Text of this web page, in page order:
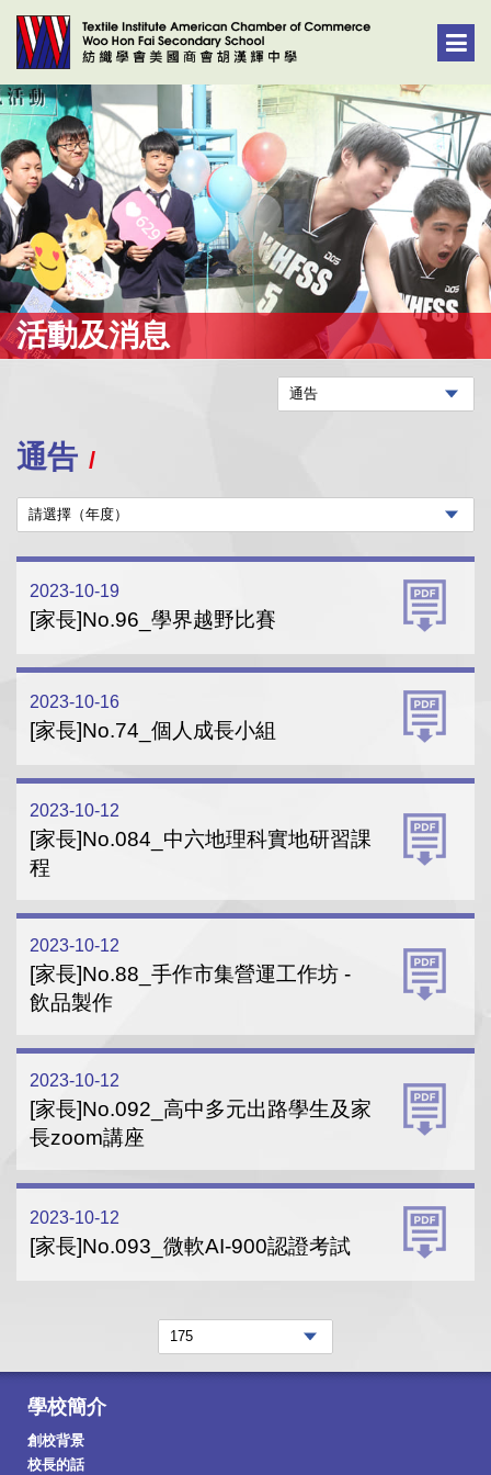
活動及消息
通告
2023-10-19
[家長]No.96_學界越野比賽
2023-10-16
[家長]No.74_個人成長小組
2023-10-12
[家長]No.084_中六地理科實地研習課
程
2023-10-12
[家長]No.88_手作市集營運工作坊 -
飲品製作
2023-10-12
[家長]No.092_高中多元出路學生及家
長zoom講座
2023-10-12
[家長]No.093_微軟AI-900認證考試
學校簡介
創校背景
校長的話